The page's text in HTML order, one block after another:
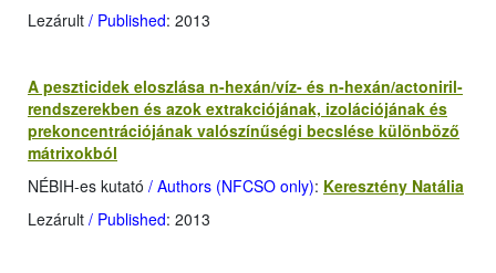
Lezárult / Published: 2013
A peszticidek eloszlása n-hexán/víz- és n-hexán/actoniril-
rendszerekben és azok extrakciójának, izolációjának és
prekoncentrációjának valószínűségi becslése különböző
mátrixokból
NÉBIH-es kutató / Authors (NFCSO only): Keresztény Natália
Lezárult / Published: 2013